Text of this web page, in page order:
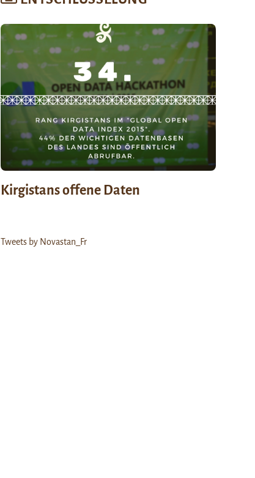
Kirgistans offene Daten
Tweets by Novastan_Fr